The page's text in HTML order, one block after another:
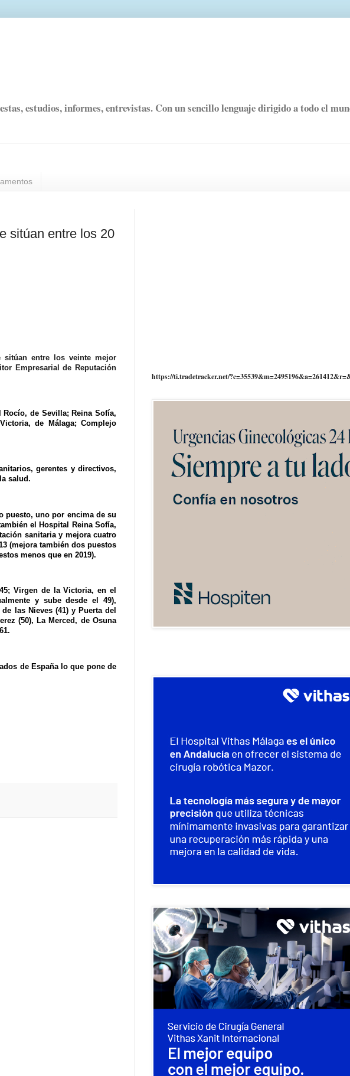
estudios, informes, entrevistas. Con un sencillo lenguaje dirigido a todo el
sitúan entre los 20
sitúan entre los veinte mejor
Empresarial de Reputación
de Sevilla; Reina Sofía,
de Málaga; Complejo
gerentes y directivos,
salud.
puesto, uno por encima de su
el Hospital Reina Sofía,
sanitaria y mejora cuatro
(mejora también dos puestos
menos que en 2019).
Virgen de la Victoria, en el
y sube desde el 49),
las Nieves (41) y Puerta del
(50), La Merced, de Osuna
de España lo que pone de
https://ti.tradetracker.net/